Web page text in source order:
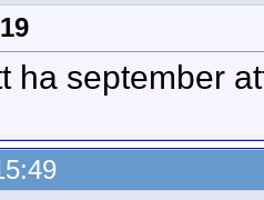
ha september